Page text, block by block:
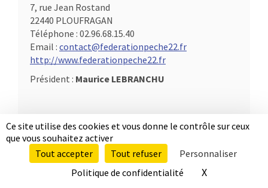
Ce site utilise des cookies et vous donne le contrôle sur ceux
que vous souhaitez activer
Tout accepter
Tout refuser
Personnaliser
Politique de confidentialité
X
7, rue Jean Rostand
22440 PLOUFRAGAN
Téléphone : 02.96.68.15.40
Email : contact@federationpeche22.fr
http://www.federationpeche22.fr
Président : Maurice LEBRANCHU